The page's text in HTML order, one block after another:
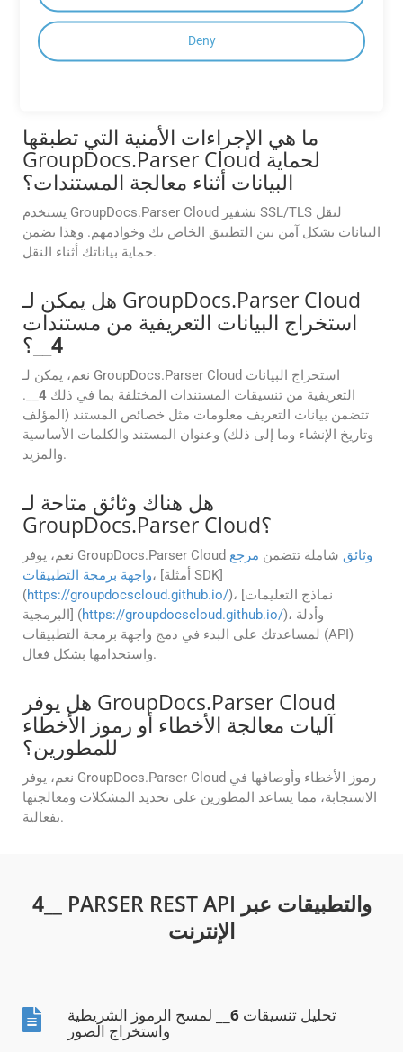
الرموز الشريطية هي تمثيلات بيانات أحادية البعد باستخدام
خطوط متفاوتة العرض، غالبًا ما تستخدم لتحديد المنتج الأساسي،
في حين أن رموز QR عبارة عن رموز شريطية مصفوفية ثنائية
ما هي الإجراءات الأمنية التي تطبقها
GroupDocs.Parser Cloud لحماية
البيانات أثناء معالجة المستندات؟
يستخدم GroupDocs.Parser Cloud تشفير SSL/TLS لنقل
البيانات بشكل آمن بين التطبيق الخاص بك وخوادمهم. وهذا يضمن
حماية بياناتك أثناء النقل.
هل يمكن لـ GroupDocs.Parser Cloud
استخراج البيانات التعريفية من مستندات
4 __؟
نعم، يمكن لـ GroupDocs.Parser Cloud استخراج البيانات
التعريفية من تنسيقات المستندات المختلفة بما في ذلك 4
__.
تتضمن بيانات التعريف معلومات مثل خصائص المستند (المؤلف
وتاريخ الإنشاء وما إلى ذلك) وعنوان المستند والكلمات الأساسية
والمزيد.
هل هناك وثائق متاحة لـ
GroupDocs.Parser Cloud؟
نعم، يوفر GroupDocs.Parser Cloud وثائق شاملة تتضمن مرجع
واجهة برمجة التطبيقات، [أمثلة SDK]
(https://groupdocscloud.github.io/)، [نماذج التعليمات
البرمجية] (https://groupdocscloud.github.io/)، وأدلة
لمساعدتك على البدء في دمج واجهة برمجة التطبيقات (API)
واستخدامها بشكل فعال.
هل يوفر GroupDocs.Parser Cloud
آليات معالجة الأخطاء أو رموز الأخطاء
للمطورين؟
نعم، يوفر GroupDocs.Parser Cloud رموز الأخطاء وأوصافها في
الاستجابة، مما يساعد المطورين على تحديد المشكلات ومعالجتها
بفعالية.
4__ PARSER REST API والتطبيقات عبر
الإنترنت
تحليل تنسيقات 6 __ لمسح الرموز الشريطية
واستخراج الصور
Deny